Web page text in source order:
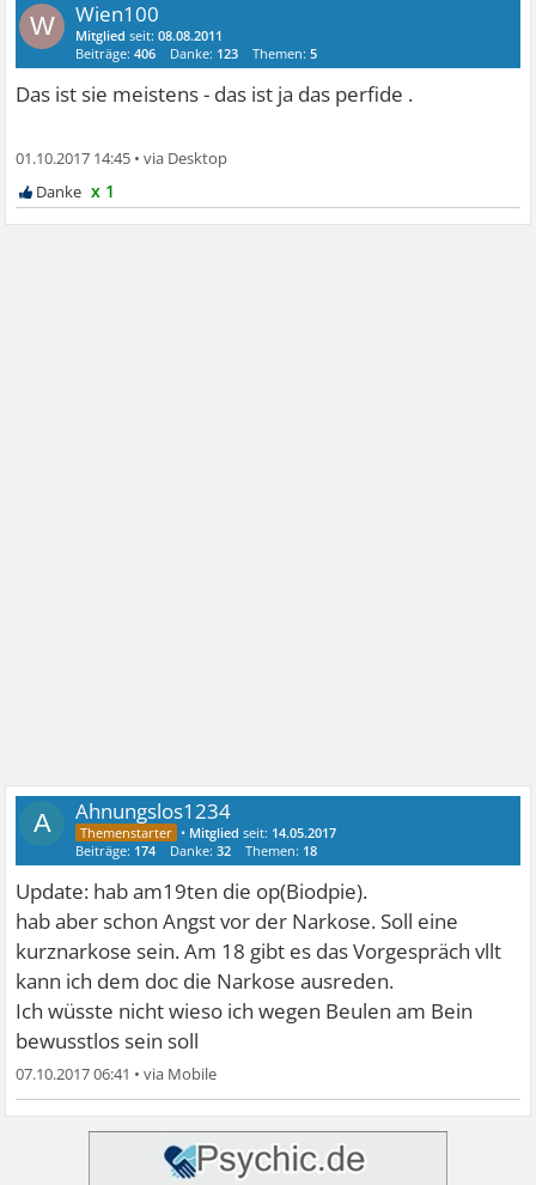
W Wien100
Mitglied seit:08.08.2011
Beiträge:406 Danke: 123 Themen:5
Das ist sie meistens - das ist ja das perfide .
01.10.2017 14:45 •
x 1
A Ahnungslos1234
• Mitglied seit: 14.05.2017
Beiträge: 174 Danke:32 Themen: 18
Update: hab am19ten die op(Biodpie).
hab aber schon Angst vor der Narkose. Soll eine
kurznarkose sein. Am 18 gibt es das Vorgespräch vllt
kann ich dem doc die Narkose ausreden.
Ich wüsste nicht wieso ich wegen Beulen am Bein
bewusstlos sein soll
07.10.2017 06:41 •